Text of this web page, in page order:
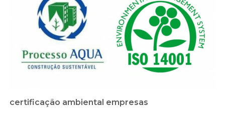
certificação ambiental empresas